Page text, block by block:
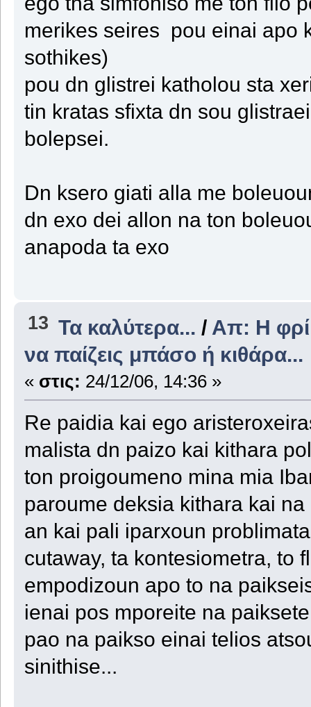
merikes seires pou einai apo
sothikes)
pou dn glistrei katholou sta
tin kratas sfixta dn sou
bolepsei.
Dn ksero giati alla me
dn exo dei allon na ton
anapoda ta exo
13 Τα καλύτερα... / Απ: Η
να παίζεις μπάσο ή κιθάρα...
« στις: 24/12/06, 14:36 »
Re paidia kai ego
malista dn paizo kai kithara
ton proigoumeno mina mia
paroume deksia kithara kai
an kai pali iparxoun
cutaway, ta kontesiometra, to
empodizoun apo to na
ienai pos mporeite na
pao na paikso einai telios
sinithise...